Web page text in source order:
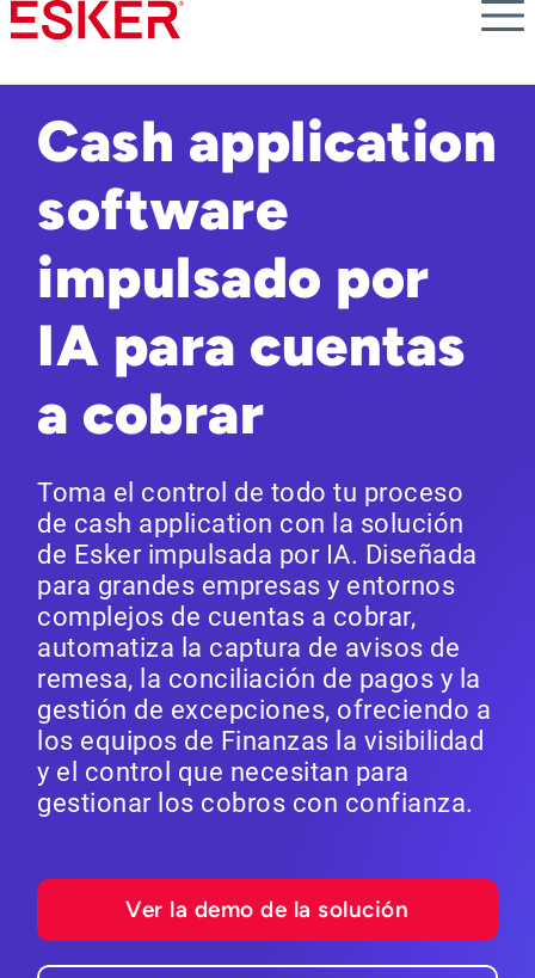
Skip
to
content
Cash application
software
impulsado por
IA para cuentas
a cobrar
Toma el control de todo tu proceso
de cash application con la solución
de Esker impulsada por IA. Diseñada
para grandes empresas y entornos
complejos de cuentas a cobrar,
automatiza la captura de avisos de
remesa, la conciliación de pagos y la
gestión de excepciones, ofreciendo a
los equipos de Finanzas la visibilidad
y el control que necesitan para
gestionar los cobros con confianza.
Ver la demo de la solución